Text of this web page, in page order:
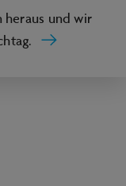
heraus und wir